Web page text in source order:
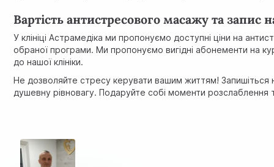
Вартість антистресового масажу та запис
У клініці Астрамедіка ми пропонуємо доступні ціни на
обраної програми. Ми пропонуємо вигідні абонементи на
до нашої клініки.
Не дозволяйте стресу керувати вашим життям! Запишіться
душевну рівновагу. Подаруйте собі моменти